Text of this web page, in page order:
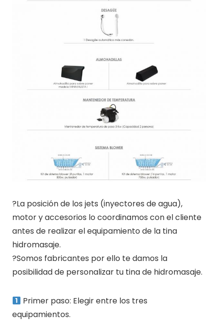
?La posición de los jets (inyectores de agua),
motor y accesorios lo coordinamos con el cliente
antes de realizar el equipamiento de la tina
hidromasaje.
?Somos fabricantes por ello te damos la
posibilidad de personalizar tu tina de hidromasaje.
Primer paso: Elegir entre los tres
equipamientos.